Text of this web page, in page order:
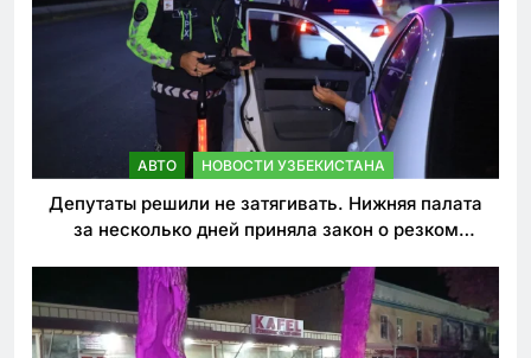
АВТО НОВОСТИ УЗБЕКИСТАНА
Депутаты решили не затягивать. Нижняя палата
за несколько дней приняла закон о резком